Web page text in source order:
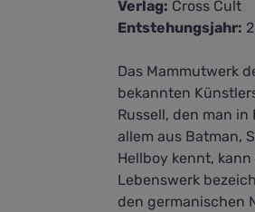
Verlag: Cross Cult
Entstehungsjahr:
Das Mammutwerk
bekannten
Russell, den man
allem aus Batman,
Hellboy kennt, kann
Lebenswerk
den germanischen